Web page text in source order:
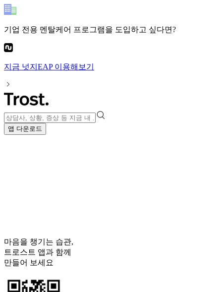
기업 전용 멘탈케어 프로그램을 도입하고 싶다면?
지금 넛지EAP이용해보기
앱 다운로드
마음을 챙기는 습관,
트로스트 앱과 함께
만들어 보세요